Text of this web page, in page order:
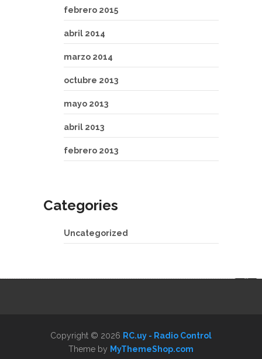
febrero 2015
abril 2014
marzo 2014
octubre 2013
mayo 2013
abril 2013
febrero 2013
Categories
Uncategorized
Copyright © 2026 RC.uy - Radio Control
Theme by MyThemeShop.com